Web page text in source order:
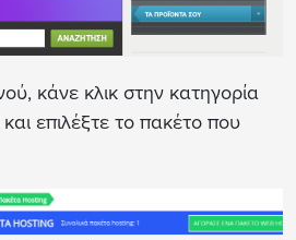
κάνε κλικ στην κατηγορία
και επιλέξτε το πακέτο που